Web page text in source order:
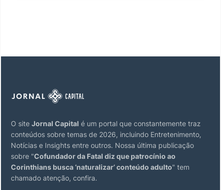
O site Jornal Capital é um portal que constantemente traz
conteúdos sobre temas de 2026, incluindo Entretenimento,
Notícias e Insights entre outros. Nossa última publicação
sobre "Cofundador da Fatal diz que patrocínio ao
Corinthians busca ‘naturalizar’ conteúdo adulto" tem
chamado atenção, confira.